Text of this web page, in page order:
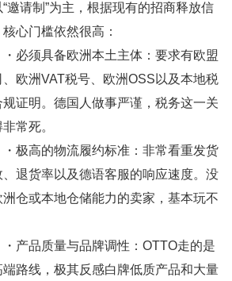
“邀请制”为主，根据现有的招商释放信
核心门槛依然很高：
・ 必须具备欧洲本土主体：要求有欧盟
、欧洲VAT税号、欧洲OSS以及本地税
规证明。德国人做事严谨，税务这一关
常死。
・ 极高的物流履约标准：非常看重发货
、退货率以及德语客服的响应速度。没
洲仓或本地仓储能力的卖家，基本玩不
・ 产品质量与品牌调性 ：OTTO走的是
端路线，极其反感白牌低质产品和大量